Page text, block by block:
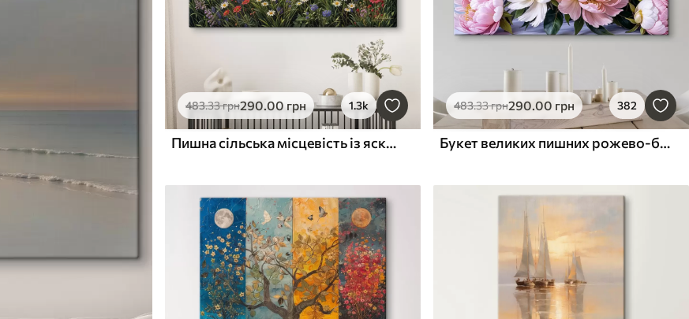
483.33грн290.00 грн 1.3k
Пишна сільська місцевість із яскравим лугом диких квітів, наповненим різнокольоровими квітами під хмарним небом
483.33грн290.00 грн 382
Букет великих пишних рожево-білих квітів півонії із зеленим листям на м’якому розмитому фоні